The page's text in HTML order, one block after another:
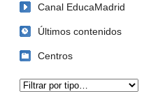
Canal EducaMadrid
Últimos contenidos
Centros